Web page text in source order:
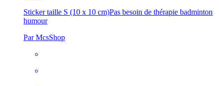
Sticker taille S (10 x 10 cm)Pas besoin de thérapie badminton
humour
Par McsShop